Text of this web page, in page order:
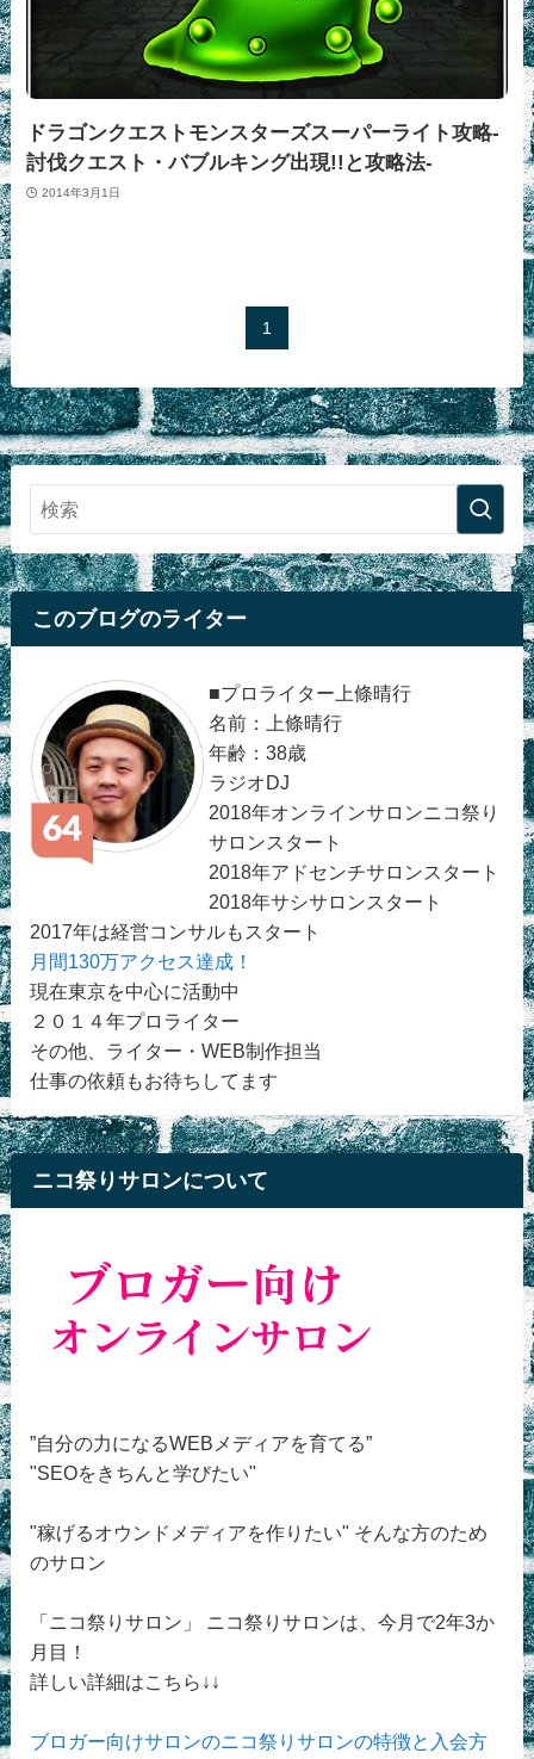
ドラゴンクエストモンスターズスーパーライト攻略-
討伐クエスト・バブルキング出現!!と攻略法-
2014年3月1日
1
このブログのライター
■プロライター上條晴行
名前：上條晴行
年齢：38歳
ラジオDJ
2018年オンラインサロンニコ祭り
サロンスタート
2018年アドセンチサロンスタート
2018年サシサロンスタート
2017年は経営コンサルもスタート
月間130万アクセス達成！
現在東京を中心に活動中
２０１４年プロライター
その他、ライター・WEB制作担当
仕事の依頼もお待ちしてます
ニコ祭りサロンについて
”自分の力になるWEBメディアを育てる”
"SEOをきちんと学びたい"
"稼げるオウンドメディアを作りたい" そんな方のため
のサロン
「ニコ祭りサロン」 ニコ祭りサロンは、今月で2年3か
月目！
詳しい詳細はこちら↓↓
ブロガー向けサロンのニコ祭りサロンの特徴と入会方